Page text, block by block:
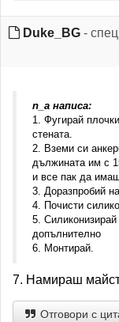
Duke_BG -
n_a написа:
1. Фугирай
стената.
2. Вземи си
дължината им с
и все пак да
3. Доразпробий
4. Почисти
5.
допълнително
6. Монтирай.
7. Намираш
Отговори с